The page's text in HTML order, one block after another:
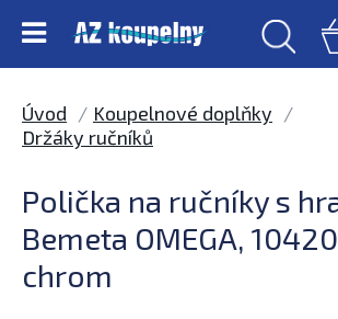
Úvod
Koupelnové doplňky
Držáky ručníků
Polička na ručníky s
Bemeta OMEGA,
chrom